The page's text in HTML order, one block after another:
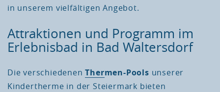
in unserem vielfältigen Angebot.
Attraktionen und Programm im
Erlebnisbad in Bad Waltersdorf
Die verschiedenenThermen-Pools unserer
Kindertherme in der Steiermark bieten